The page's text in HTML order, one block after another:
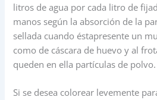
litros de agua por cada litro de
manos según la absorción de la
sellada cuando éstapresente un
como de cáscara de huevo y al
queden en ella partículas de polvo.
Si se desea colorear levemente